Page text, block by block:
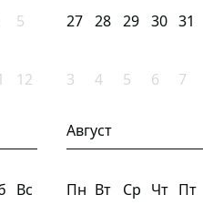
5
12
27 28 29 30 31
3 4 5 6 7
Вс
Август
Пн Вт Ср Чт Пт